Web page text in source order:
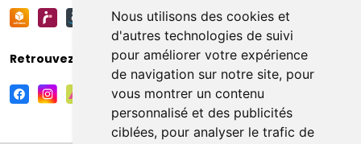
Nous utilisons des cookies et
d'autres technologies de suivi
pour améliorer votre expérience
de navigation sur notre site, pour
vous montrer un contenu
personnalisé et des publicités
ciblées, pour analyser le trafic de
Retrouvez-nous sur vos réseaux sociaux